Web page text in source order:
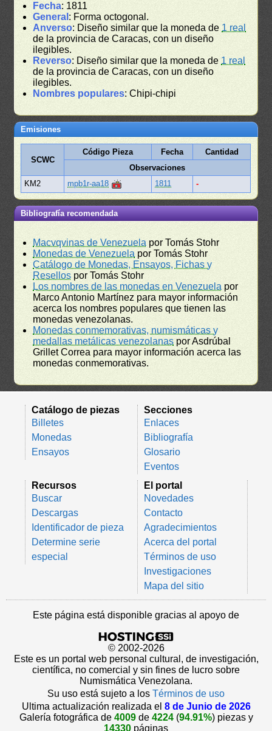
Fecha: 1811
General : Forma octogonal.
Anverso: Diseño similar que la moneda de 1 real
de la provincia de Caracas, con un diseño
ilegibles.
Reverso: Diseño similar que la moneda de 1 real
de la provincia de Caracas, con un diseño
ilegibles.
Nombres populares: Chipi-chipi
Emisiones
SCWC
Código Pieza Fecha
Cantidad
Observaciones
KM2
mpb1r-aa18 1811 -
Bibliografía recomendada
Macvqvinas de Venezuela por Tomás Stohr
Monedas de Venezuela por Tomás Stohr
Catálogo de Monedas, Ensayos, Fichas y
Resellos por Tomás Stohr
Los nombres de las monedas en Venezuela por
Marco Antonio Martínez para mayor información
acerca los nombres populares que tienen las
monedas venezolanas.
Monedas conmemorativas, numismáticas y
medallas metálicas venezolanas por Asdrúbal
Grillet Correa para mayor información acerca las
monedas conmemorativas.
Catálogo de piezas
Billetes
Monedas
Ensayos
Secciones
Enlaces
Bibliografía
Glosario
Eventos
Recursos
Buscar
Descargas
Identificador de pieza
Determine serie
especial
El portal
Novedades
Contacto
Agradecimientos
Acerca del portal
Términos de uso
Investigaciones
Mapa del sitio
Este página está disponible gracias al apoyo de
© 2002-2026
Este es un portal web personal cultural, de investigación,
científica, no comercial y sin fines de lucro sobre
Numismática Venezolana.
Su uso está sujeto a los Términos de uso
Ultima actualización realizada el 8 de Junio de 2026
Galería fotográfica de 4009de 4224(94.91%) piezas y
14330 páginas